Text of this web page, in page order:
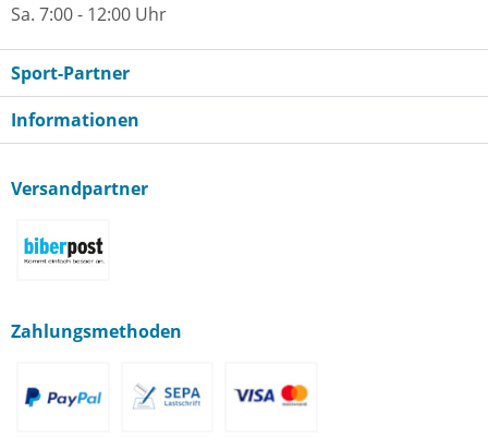
Sa. 7:00 - 12:00 Uhr
Sport-Partner
Informationen
Versandpartner
Zahlungsmethoden